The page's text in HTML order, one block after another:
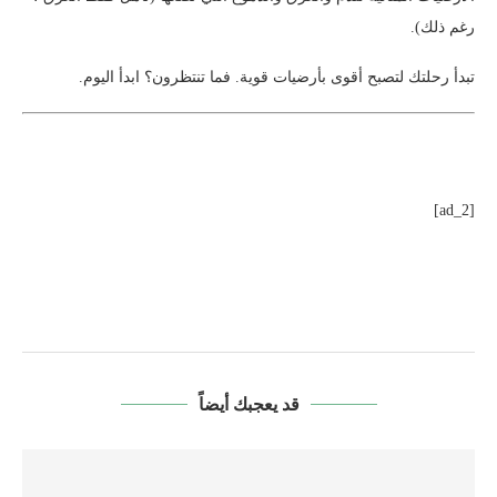
رغم ذلك).
تبدأ رحلتك لتصبح أقوى بأرضيات قوية. فما تنتظرون؟ ابدأ اليوم.
[ad_2]
قد يعجبك أيضاً